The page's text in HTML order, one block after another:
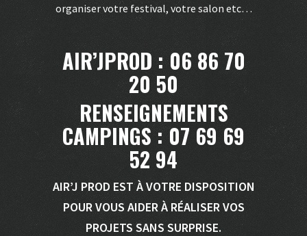
organiser votre festival, votre salon etc…
AIR’JPROD : 06 86 70
20 50
RENSEIGNEMENTS
CAMPINGS : 07 69 69
52 94
AIR’J PROD EST À VOTRE DISPOSITION
POUR VOUS AIDER À RÉALISER VOS
PROJETS SANS SURPRISE.